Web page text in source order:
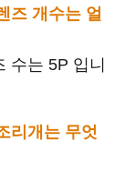
즈 개수는 얼
수는 5P 입니
리개는 무엇